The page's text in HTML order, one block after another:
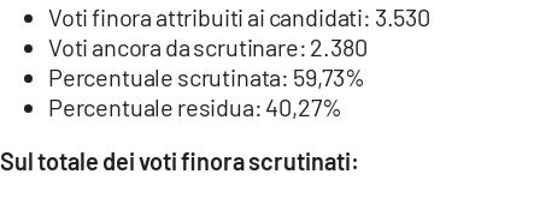
Voti finora attribuiti ai candidati: 3.530
Voti ancora da scrutinare: 2.380
Percentuale scrutinata: 59,73%
Percentuale residua: 40,27%
Sul totale dei voti finora scrutinati: